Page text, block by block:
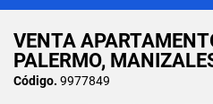
VENTA
PALERMO,
Código. 9977849